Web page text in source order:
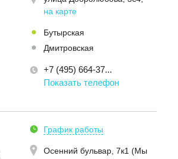
на карте
Бутырская
Дмитровская
+7 (495) 664-37...
Показать телефон
График работы
Осенний бульвар, 7к1 (Мы